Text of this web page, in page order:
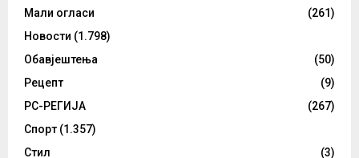
Мали огласи
(261)
Новости (1.798)
Обавјештења
(50)
Рецепт
(9)
РС-РЕГИЈА
(267)
Спорт (1.357)
Стил
(3)